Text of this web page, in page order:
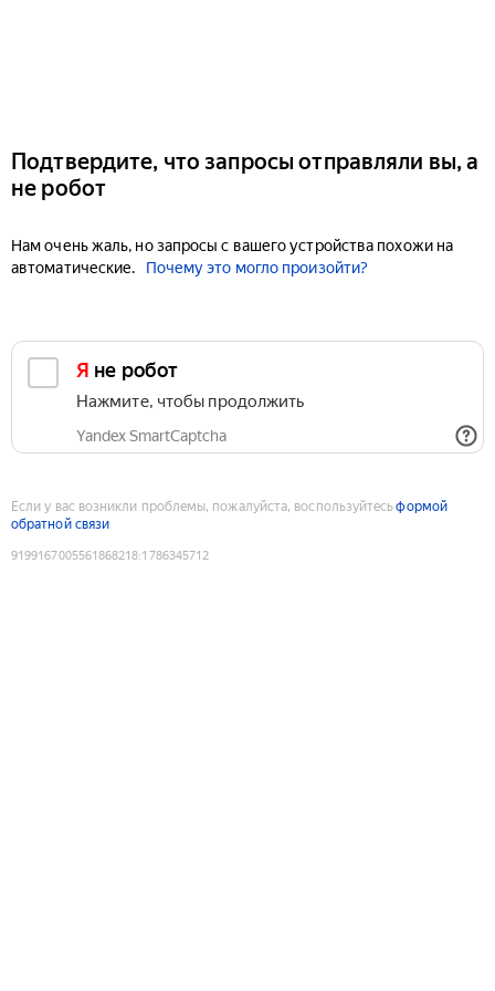
Подтвердите, что запросы отправляли вы, а
не робот
Нам очень жаль, но запросы с вашего устройства похожи на
автоматические.
Почему это могло произойти?
Я не робот
Нажмите, чтобы продолжить
Yandex SmartCaptcha
Если у вас возникли проблемы, пожалуйста, воспользуйтесьформой
обратной связи
9199167005561868218:1786345712